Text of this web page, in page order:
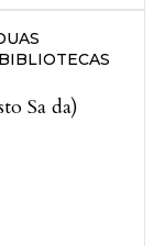
Sa da)